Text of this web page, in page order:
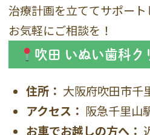
治療計画を立ててサポー
お気軽にご相談を！
吹田 いぬい歯科ク
住所： 大阪府吹田市千
アクセス： 阪急千里山
お車でお越しの方へ：